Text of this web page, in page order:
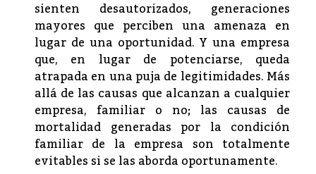
sienten desautorizados, generaciones
mayores que perciben una amenaza en
lugar de una oportunidad. Y una empresa
que, en lugar de potenciarse, queda
atrapada en una puja de legitimidades. Más
allá de las causas que alcanzan a cualquier
empresa, familiar o no; las causas de
mortalidad generadas por la condición
familiar de la empresa son totalmente
evitables si se las aborda oportunamente.